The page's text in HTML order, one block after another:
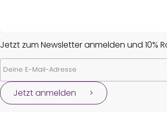
Jetzt zum Newsletter anmelden und 10%
Jetzt anmelden